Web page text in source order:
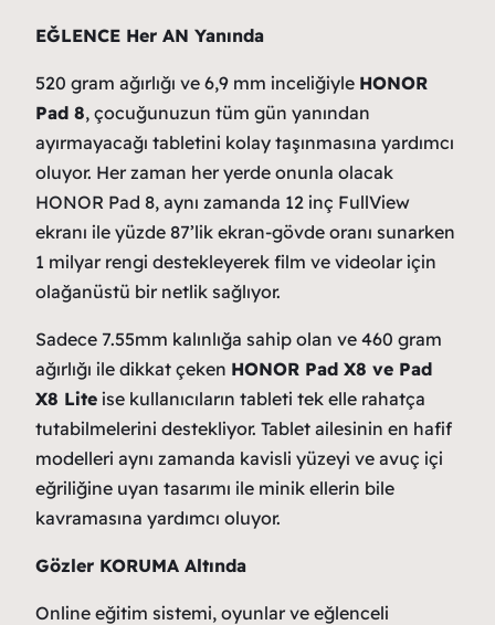
EĞLENCE Her AN Yanında
520 gram ağırlığı ve 6,9 mm inceliğiyle HONOR
Pad 8, çocuğunuzun tüm gün yanından
ayırmayacağı tabletini kolay taşınmasına yardımcı
oluyor. Her zaman her yerde onunla olacak
HONOR Pad 8, aynı zamanda 12 inç FullView
ekranı ile yüzde 87’lik ekran-gövde oranı sunarken
1 milyar rengi destekleyerek film ve videolar için
olağanüstü bir netlik sağlıyor.
Sadece 7.55mm kalınlığa sahip olan ve 460 gram
ağırlığı ile dikkat çeken HONOR Pad X8 ve Pad
X8 Lite ise kullanıcıların tableti tek elle rahatça
tutabilmelerini destekliyor. Tablet ailesinin en hafif
modelleri aynı zamanda kavisli yüzeyi ve avuç içi
eğriliğine uyan tasarımı ile minik ellerin bile
kavramasına yardımcı oluyor.
Gözler KORUMA Altında
Online eğitim sistemi, oyunlar ve eğlenceli